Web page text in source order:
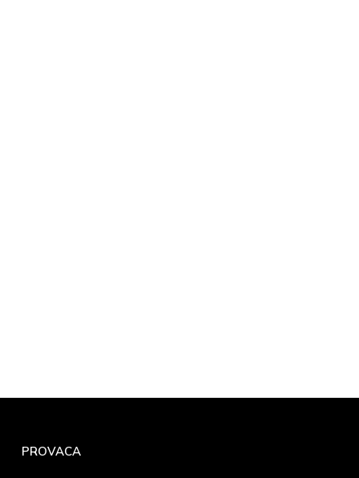
PROVACA